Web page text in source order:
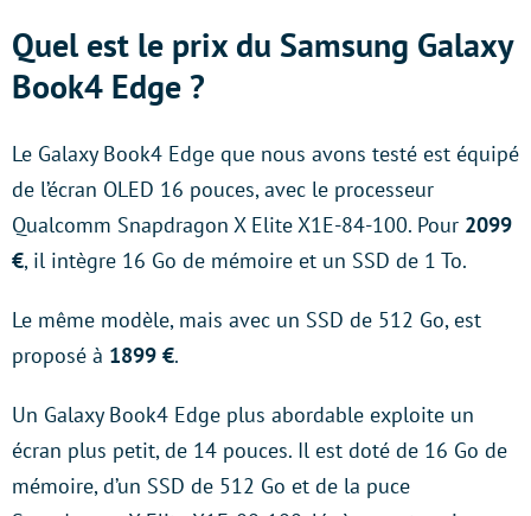
Quel est le prix du Samsung Galaxy
Book4 Edge ?
Le Galaxy Book4 Edge que nous avons testé est équipé
de l’écran OLED 16 pouces, avec le processeur
Qualcomm Snapdragon X Elite X1E-84-100. Pour 2099
€, il intègre 16 Go de mémoire et un SSD de 1 To.
Le même modèle, mais avec un SSD de 512 Go, est
proposé à 1899 €.
Un Galaxy Book4 Edge plus abordable exploite un
écran plus petit, de 14 pouces. Il est doté de 16 Go de
mémoire, d’un SSD de 512 Go et de la puce